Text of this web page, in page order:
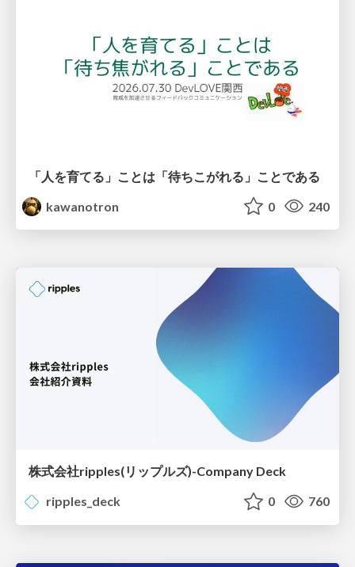
「人を育てる」ことは「待ちこがれる」ことである
kawanotron
0 240
株式会社ripples(リップルズ)-Company Deck
ripples_deck
0 760